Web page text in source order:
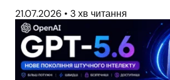
21.07.2026 • 3 хв читання